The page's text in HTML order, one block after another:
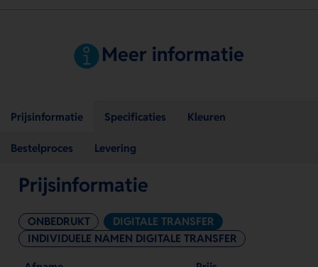
Meer informatie
Prijsinformatie Specificaties Kleuren
Bestelproces Levering
Prijsinformatie
ONBEDRUKT
DIGITALE TRANSFER
INDIVIDUELE NAMEN DIGITALE TRANSFER